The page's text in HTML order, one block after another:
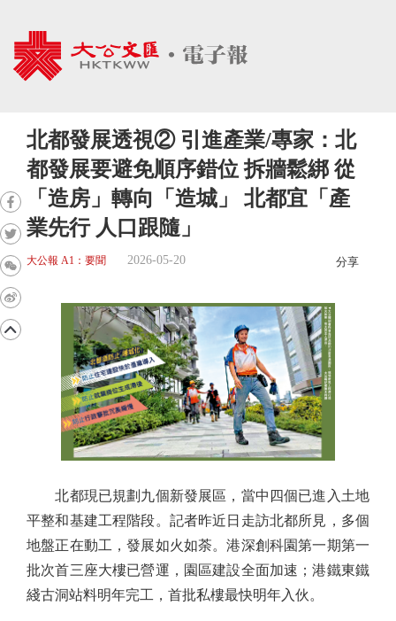
北都發展透視② 引進產業/專家：北
都發展要避免順序錯位 拆牆鬆綁 從
「造房」轉向「造城」 北都宜「產
業先行 人口跟隨」
大公報 A1：要聞 2026-05-20 分享
北都現已規劃九個新發展區，當中四個已進入土地
平整和基建工程階段。記者昨近日走訪北都所見，多個
地盤正在動工，發展如火如荼。港深創科園第一期第一
批次首三座大樓已營運，園區建設全面加速；港鐵東鐵
綫古洞站料明年完工，首批私樓最快明年入伙。